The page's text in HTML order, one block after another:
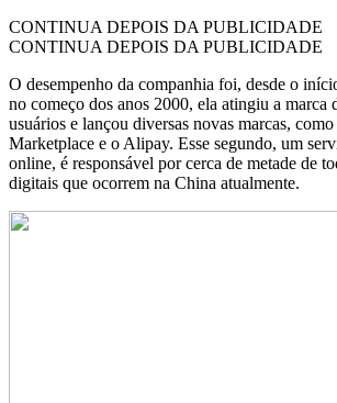
CONTINUA DEPOIS DA PUBLICIDADE
CONTINUA DEPOIS DA PUBLICIDADE
O desempenho da companhia foi, desde o
no começo dos anos 2000, ela atingiu a marca
usuários e lançou diversas novas marcas,
Marketplace e o Alipay. Esse segundo, um
online, é responsável por cerca de metade de
digitais que ocorrem na China atualmente.